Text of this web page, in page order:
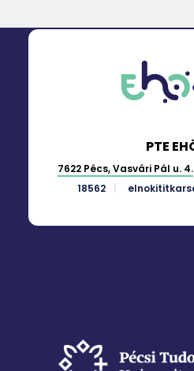
PTE
7622 Pécs, Vasvári Pál u. 4.
18562